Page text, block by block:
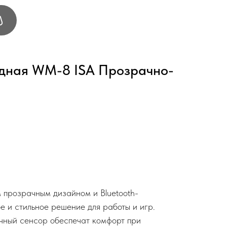
WM-8 ISA Прозрачно-
дизайном и Bluetooth-
и стильное решение для работы и игр.
сенсор обеспечат комфорт при